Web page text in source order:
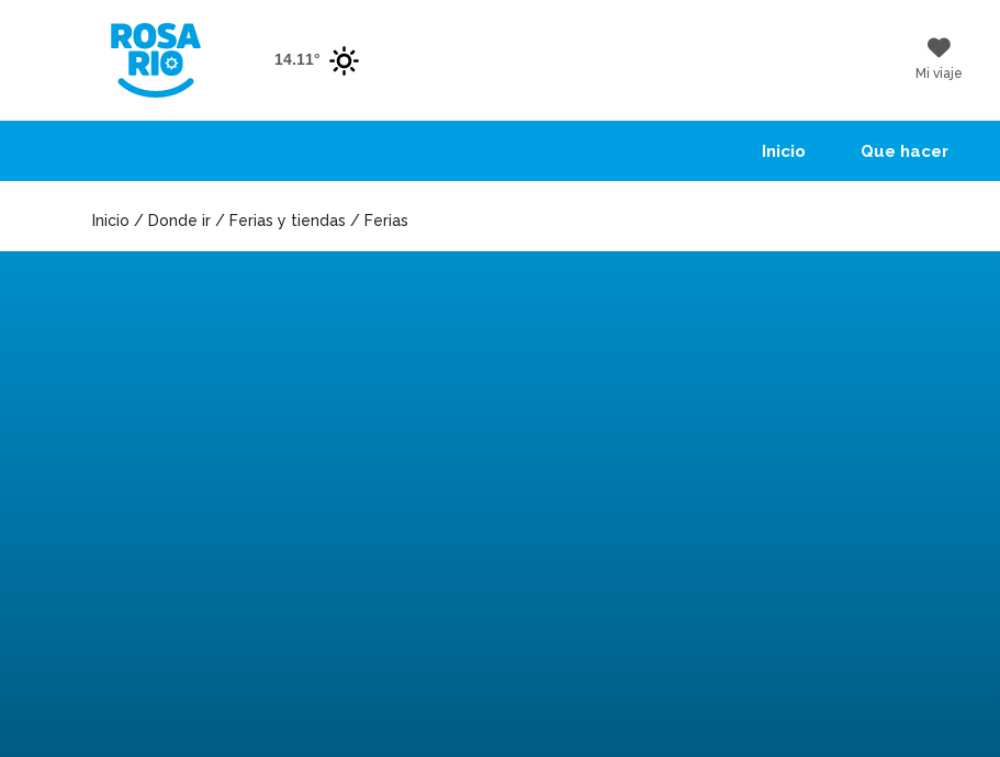
14.11°
Mi viaje
Inicio Que hacer
Inicio / Donde ir / Ferias y tiendas / Ferias